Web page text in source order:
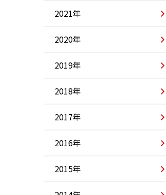
2021年
2020年
2019年
2018年
2017年
2016年
2015年